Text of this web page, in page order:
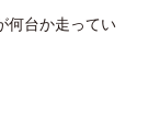
何台か走ってい